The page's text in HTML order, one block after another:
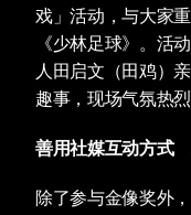
戏」活动，与大家
《少林足球》。活
人田启文（田鸡）
趣事，现场气氛热
善用社媒互动方式
除了参与金像奖外